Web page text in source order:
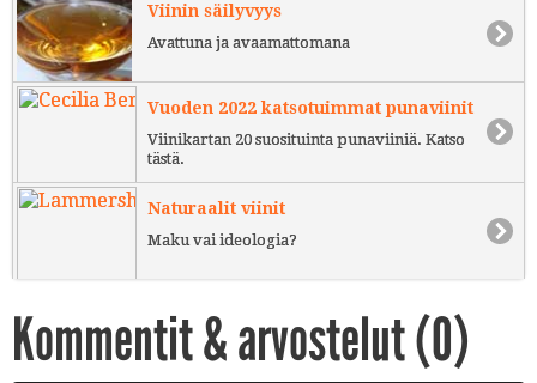
Viinin säilyvyys
Avattuna ja avaamattomana
Vuoden 2022 katsotuimmat punaviinit
Viinikartan 20 suosituinta punaviiniä. Katso
tästä.
Naturaalit viinit
Maku vai ideologia?
Kommentit & arvostelut (0)